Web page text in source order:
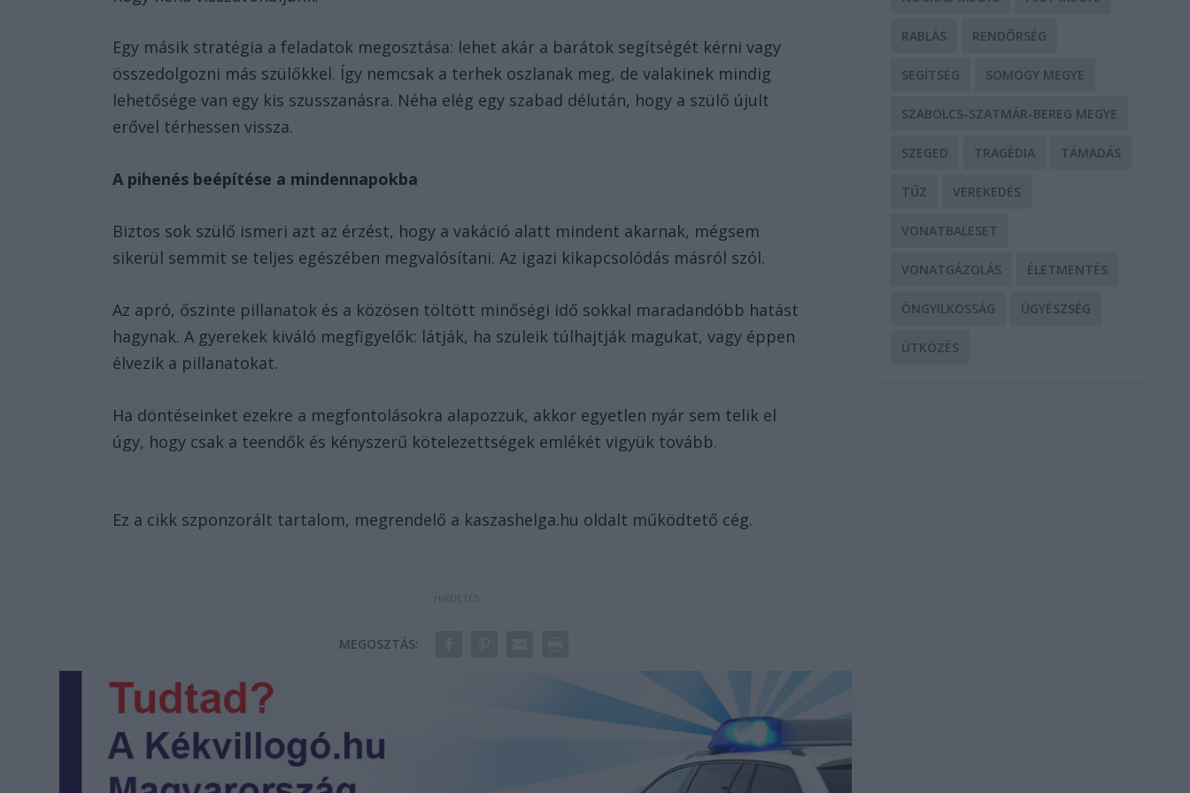
Egy másik stratégia a feladatok megosztása: lehet akár a barátok segítségét kérni vagy
összedolgozni más szülőkkel. Így nemcsak a terhek oszlanak meg, de valakinek mindig
lehetősége van egy kis szusszanásra. Néha elég egy szabad délután, hogy a szülő újult
erővel térhessen vissza.
A pihenés beépítése a mindennapokba
Biztos sok szülő ismeri azt az érzést, hogy a vakáció alatt mindent akarnak, mégsem
sikerül semmit se teljes egészében megvalósítani. Az igazi kikapcsolódás másról szól.
Az apró, őszinte pillanatok és a közösen töltött minőségi idő sokkal maradandóbb hatást
hagynak. A gyerekek kiváló megfigyelők: látják, ha szüleik túlhajtják magukat, vagy éppen
élvezik a pillanatokat.
Ha döntéseinket ezekre a megfontolásokra alapozzuk, akkor egyetlen nyár sem telik el
úgy, hogy csak a teendők és kényszerű kötelezettségek emlékét vigyük tovább.
Ez a cikk szponzorált tartalom, megrendelő a kaszashelga.hu oldalt működtető cég.
MEGOSZTÁS:
RABLÁS RENDŐRSÉG
SEGÍTSÉG SOMOGY MEGYE
SZABOLCS-SZATMÁR-BEREG MEGYE
SZEGED TRAGÉDIA TÁMADÁS
TŰZ VEREKEDÉS
VONATBALESET
VONATGÁZOLÁS ÉLETMENTÉS
ÖNGYILKOSSÁG ÜGYÉSZSÉG
ÜTKÖZÉS